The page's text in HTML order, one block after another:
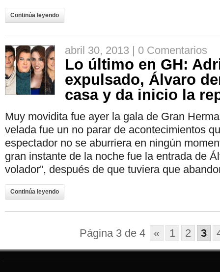
Continúa leyendo
abril 30, 2013 | 0 Comentarios
Lo último en GH:
expulsado, Álvaro
casa y da inicio la
Muy movidita fue ayer la gala de Gran
velada fue un no parar de acontecimientos
espectador no se aburriera en ningún
gran instante de la noche fue la entrada de
volador”, después de que tuviera que
Continúa leyendo
Página 3 de 4 « 1 2 3